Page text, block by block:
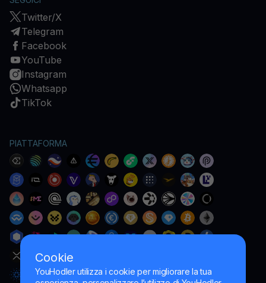
Cookie
YouHodler utilizza i cookie per migliorare la tua
Twitter/X
Telegram
Facebook
YouTube
Instagram
Whatsapp
TikTok
PIATTAFORMA